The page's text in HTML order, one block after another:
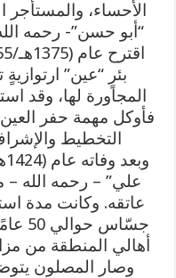
الأحساء،
“أبو حسن”- رحمه
بئرٍ “عين”
المجاورة لها، وقد
فأوكل مهمة حفر
التخطيط
علي” – رحمه الله –
عاتقه. وكانت مدة
أهالي المنطقة من
وصار المصلون